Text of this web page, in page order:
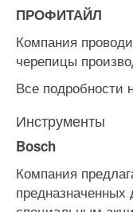
ПРОФИТАЙЛ
Компания
черепицы
Все подробности
Инструменты
Bosch
Компания